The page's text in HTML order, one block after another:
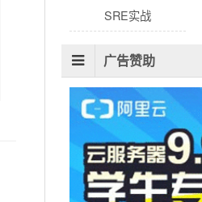
SRE实战
广告赞助